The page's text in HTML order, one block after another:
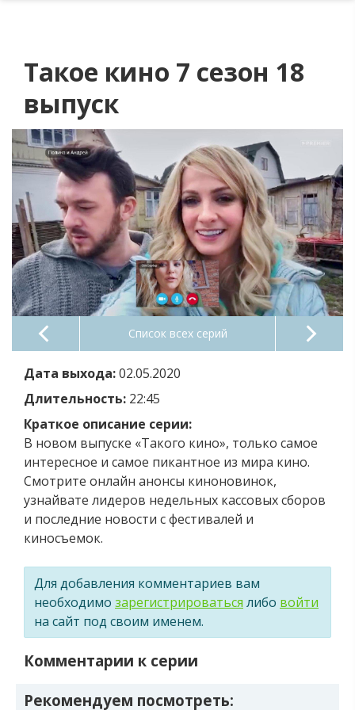
Такое кино 7 сезон 18
выпуск
Список всех серий
Дата выхода:02.05.2020
Длительность: 22:45
Краткое описание серии:
В новом выпуске «Такого кино», только самое
интересное и самое пикантное из мира кино.
Смотрите онлайн анонсы киноновинок,
узнайвате лидеров недельных кассовых сборов
и последние новости с фестивалей и
киносъемок.
Для добавления комментариев вам
необходимо зарегистрироваться либо войти
на сайт под своим именем.
Комментарии к серии
Рекомендуем посмотреть: